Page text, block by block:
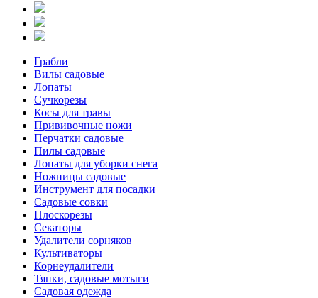
Грабли
Вилы садовые
Лопаты
Сучкорезы
Косы для травы
Прививочные ножи
Перчатки садовые
Пилы садовые
Лопаты для уборки снега
Ножницы садовые
Инструмент для посадки
Садовые совки
Плоскорезы
Секаторы
Удалители сорняков
Культиваторы
Корнеудалители
Тяпки, садовые мотыги
Садовая одежда